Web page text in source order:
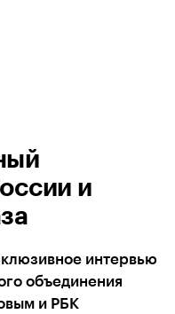
и
интервью
объединения
и РБК